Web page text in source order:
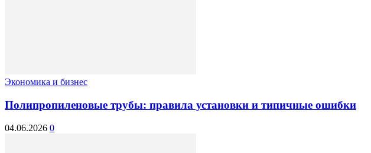
Экономика и бизнес
Полипропиленовые трубы: правила установки и типичные ошибки
04.06.2026 0